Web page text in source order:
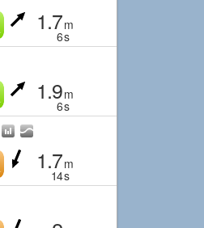
1.7m
6s
1.9m
6s
1.7m
14s